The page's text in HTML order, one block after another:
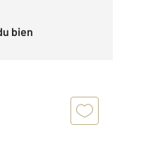
bien